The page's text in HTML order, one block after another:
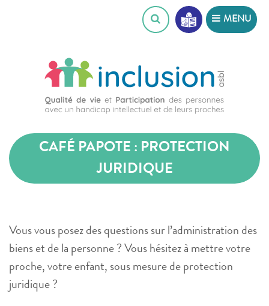
MENU
CAFÉ PAPOTE : PROTECTION
JURIDIQUE
Vous vous posez des questions sur l’administration des
biens et de la personne ? Vous hésitez à mettre votre
proche, votre enfant, sous mesure de protection
juridique ?